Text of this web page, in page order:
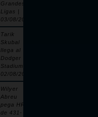
Grandes
Ligas |
03/08/2026
Tarik
Skubal
llega al
Dodger
Stadium |
02/08/2026
Wilyer
Abreu
pega HR
de 431-